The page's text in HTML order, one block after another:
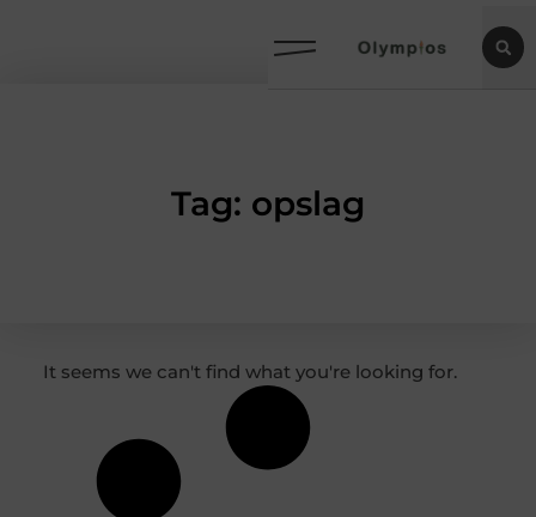
Tag: opslag
It seems we can't find what you're looking for.